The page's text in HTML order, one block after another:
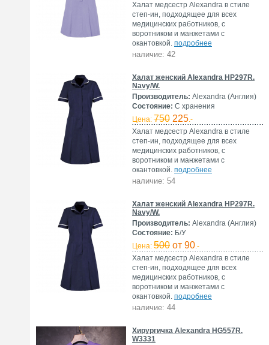
Халат медсестр Alexandra в стиле
степ-ин, подходящее для всех
медицинских работников, с
воротником и манжетами с
окантовкой. подробнее
наличие: 42
Халат женский Alexandra HP297R.
Navy/W.
Производитель: Alexandra (Англия)
Состояние: С хранения
Цена: 750 225.-
Халат медсестр Alexandra в стиле
степ-ин, подходящее для всех
медицинских работников, с
воротником и манжетами с
окантовкой. подробнее
наличие: 54
Халат женский Alexandra HP297R.
Navy/W.
Производитель: Alexandra (Англия)
Состояние: Б/У
Цена: 500 от 90.-
Халат медсестр Alexandra в стиле
степ-ин, подходящее для всех
медицинских работников, с
воротником и манжетами с
окантовкой. подробнее
наличие: 44
Хирургичка Alexandra HG557R.
W3331